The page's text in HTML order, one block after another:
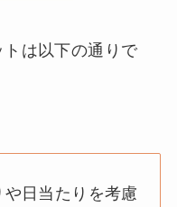
は以下の通りで
や日当たりを考慮